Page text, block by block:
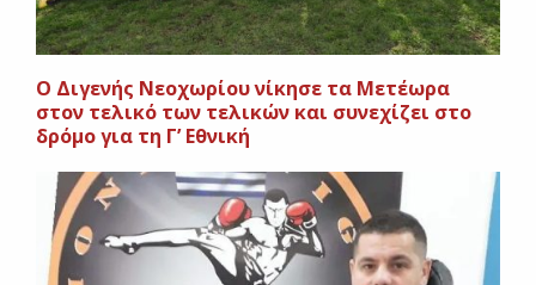
O Διγενής Νεοχωρίου νίκησε τα Μετέωρα
στον τελικό των τελικών και συνεχίζει στο
δρόμο για τη Γ’ Εθνική